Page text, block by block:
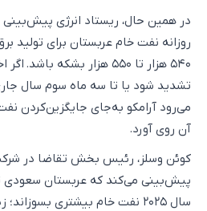
در همین حال، ریستاد انرژی
روزانه نفت خام عربستان برای تولید
۵۴۰ هزار تا ۵۵۰ هزار بشکه
تشدید شود یا تا سه‌ ماه سوم سال
می‌رود آرامکو به‌جای جایگزین‌کردن
آن روی آورد.
کوئن وسلز، رئیس بخش تقاضا در
پیش‌بینی می‌کند که عربستان سعودی
سال ۲۰۲۵ نفت خام بیشتری